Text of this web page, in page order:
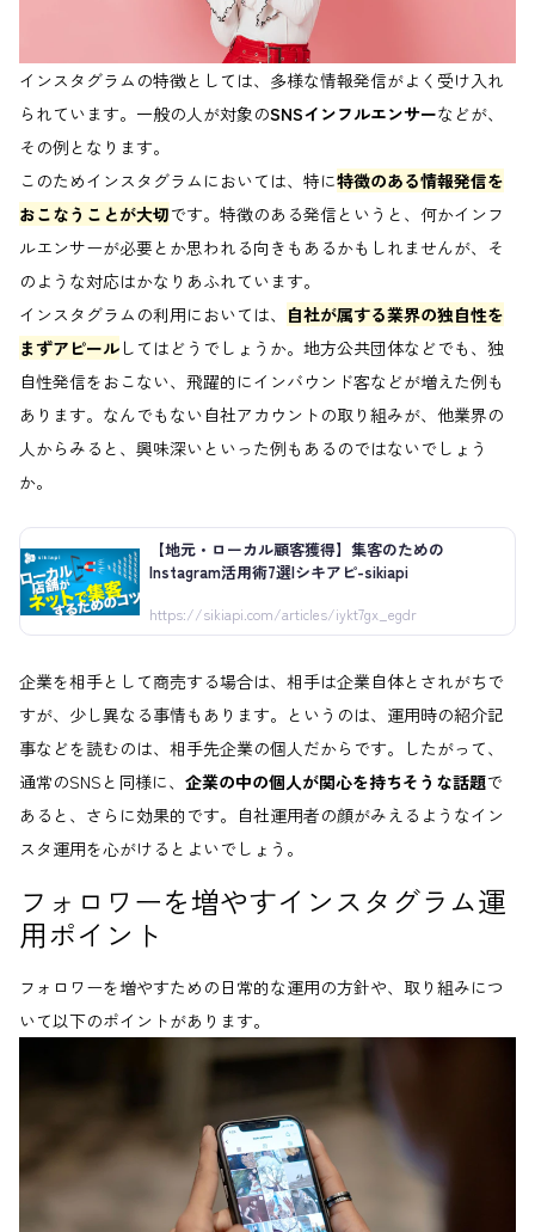
インスタグラムの特徴としては、多様な情報発信がよく受け入れ
られています。一般の人が対象のSNSインフルエンサーなどが、
その例となります。
このためインスタグラムにおいては、特に特徴のある情報発信を
おこなうことが大切です。特徴のある発信というと、何かインフ
ルエンサーが必要とか思われる向きもあるかもしれませんが、そ
のような対応はかなりあふれています。
インスタグラムの利用においては、 自社が属する業界の独自性を
まずアピール してはどうでしょうか。地方公共団体などでも、独
自性発信をおこない、飛躍的にインバウンド客などが増えた例も
あります。なんでもない自社アカウントの取り組みが、他業界の
人からみると、興味深いといった例もあるのではないでしょう
か。
【地元・ローカル顧客獲得】集客のための
Instagram活用術7選|シキアピ-sikiapi
https://sikiapi.com/articles/iykt7gx_egdr
企業を相手として商売する場合は、相手は企業自体とされがちで
すが、少し異なる事情もあります。というのは、運用時の紹介記
事などを読むのは、相手先企業の個人だからです。したがって、
通常のSNSと同様に、 企業の中の個人が関心を持ちそうな話題で
あると、さらに効果的です。自社運用者の顔がみえるようなイン
スタ運用を心がけるとよいでしょう。
フォロワーを増やすインスタグラム運
用ポイント
フォロワーを増やすための日常的な運用の方針や、取り組みにつ
いて以下のポイントがあります。